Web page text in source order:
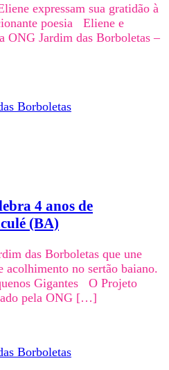
expressam sua gratidão à
poesia Eliene e
ONG Jardim das Borboletas –
Borboletas
4 anos de
(BA)
das Borboletas que une
acolhimento no sertão baiano.
Gigantes O Projeto
pela ONG […]
Borboletas